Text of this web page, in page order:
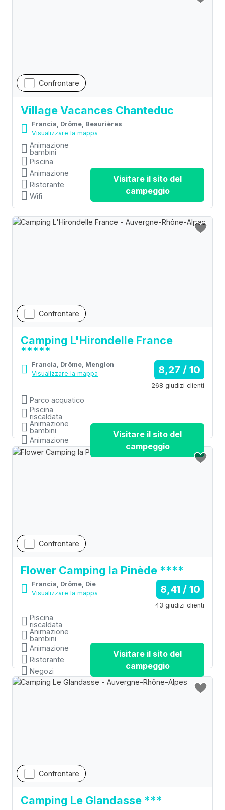
Confrontare
Village Vacances Chanteduc
Francia, Drôme, Beaurières
Visualizzare la mappa
Animazione
bambini
Piscina
Animazione
Ristorante
Wifi
Visitare il sito del
campeggio
Confrontare
Camping L'Hirondelle France
*****
Francia, Drôme, Menglon
Visualizzare la mappa
8,27 / 10
268 giudizi clienti
Parco acquatico
Piscina
riscaldata
Animazione
bambini
Animazione
Ristorante
Visitare il sito del
campeggio
Confrontare
Flower Camping la Pinède ****
Francia, Drôme, Die
Visualizzare la mappa
8,41 / 10
43 giudizi clienti
Piscina
riscaldata
Animazione
bambini
Animazione
Ristorante
Negozi
Visitare il sito del
campeggio
Confrontare
Camping Le Glandasse ***